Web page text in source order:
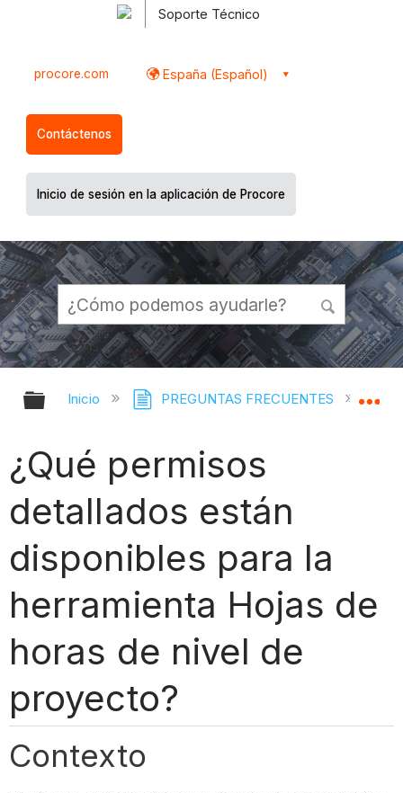
Soporte Técnico
procore.com España (Español)
Contáctenos
Inicio de sesión en la aplicación de Procore
Expandir/contraer jerarquía global
Inicio PREGUNTAS FRECUENTES
¿Qué permisos
detallados están
disponibles para la
herramienta Hojas de
horas de nivel de
proyecto?
Contexto